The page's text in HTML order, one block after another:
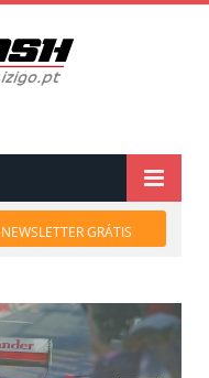
NEWSLETTER GRÁTIS